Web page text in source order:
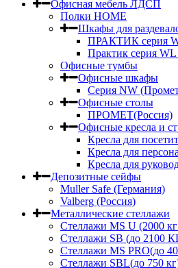
Офисная мебель ЛДСП
Полки HOME
Шкафы для
ПРАКТИК серия
Практик серия
Офисные тумбы
Офисные шкафы
Серия NW
Офисные столы
ПРОМЕТ(Россия)
Офисные кресла и
Кресла для
Кресла для
Кресла для
Депозитные сейфы
Muller Safe (Германия)
Valberg (Россия)
Металлические стеллажи
Стеллажи MS U (2000
Стеллажи SB (до 2100
Стеллажи MS PRO(до
Стеллажи SBL(до 750